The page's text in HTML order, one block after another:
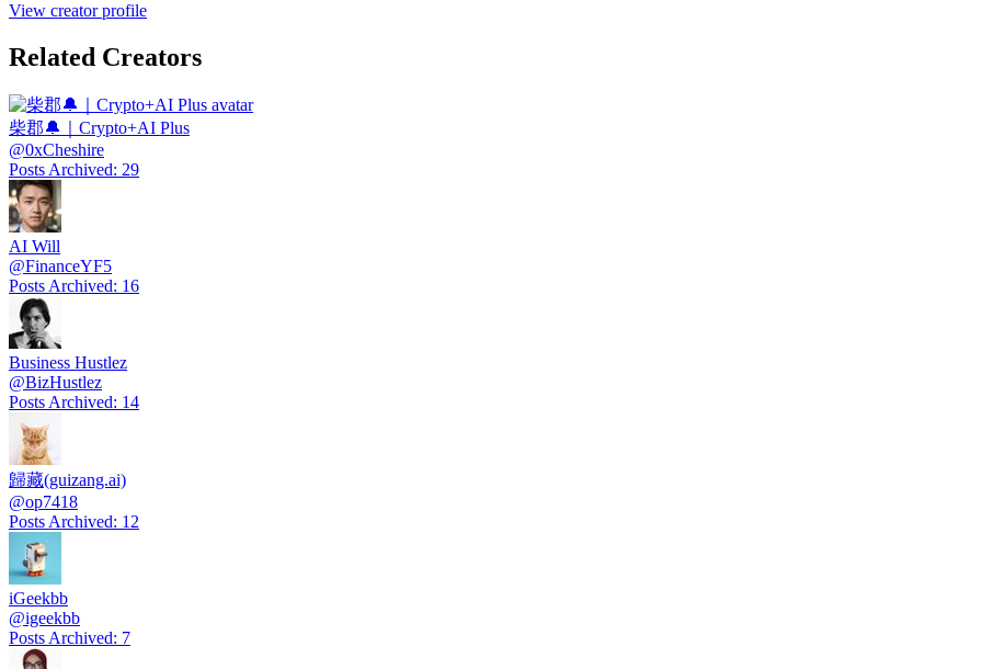
View creator profile
Related Creators
柴郡🔔｜Crypto+AI Plus
@0xCheshire
Posts Archived: 29
AI Will
@FinanceYF5
Posts Archived: 16
Business Hustlez
@BizHustlez
Posts Archived: 14
歸藏(guizang.ai)
@op7418
Posts Archived: 12
iGeekbb
@igeekbb
Posts Archived: 7